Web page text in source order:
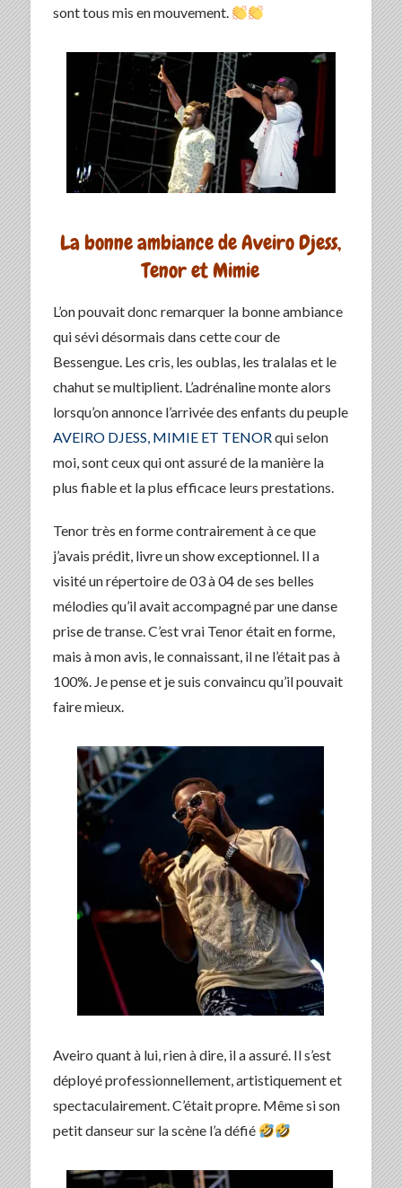
sont tous mis en mouvement.
La bonne ambiance de Aveiro Djess,
Tenor et Mimie
L’on pouvait donc remarquer la bonne ambiance
qui sévi désormais dans cette cour de
Bessengue. Les cris, les oublas, les tralalas et le
chahut se multiplient. L’adrénaline monte alors
lorsqu’on annonce l’arrivée des enfants du peuple
AVEIRO DJESS, MIMIE ET TENORqui selon
moi, sont ceux qui ont assuré de la manière la
plus fiable et la plus efficace leurs prestations.
Tenor très en forme contrairement à ce que
j’avais prédit, livre un show exceptionnel. Il a
visité un répertoire de 03 à 04 de ses belles
mélodies qu’il avait accompagné par une danse
prise de transe. C’est vrai Tenor était en forme,
mais à mon avis, le connaissant, il ne l’était pas à
100%. Je pense et je suis convaincu qu’il pouvait
faire mieux.
Aveiro quant à lui, rien à dire, il a assuré. Il s’est
déployé professionnellement, artistiquement et
spectaculairement. C’était propre. Même si son
petit danseur sur la scène l’a défié